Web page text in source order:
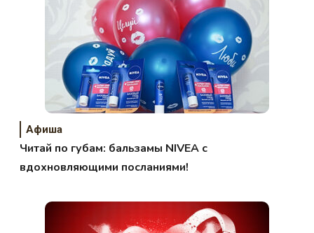
Афиша
Читай по губам: бальзамы NIVEA с
вдохновляющими посланиями!